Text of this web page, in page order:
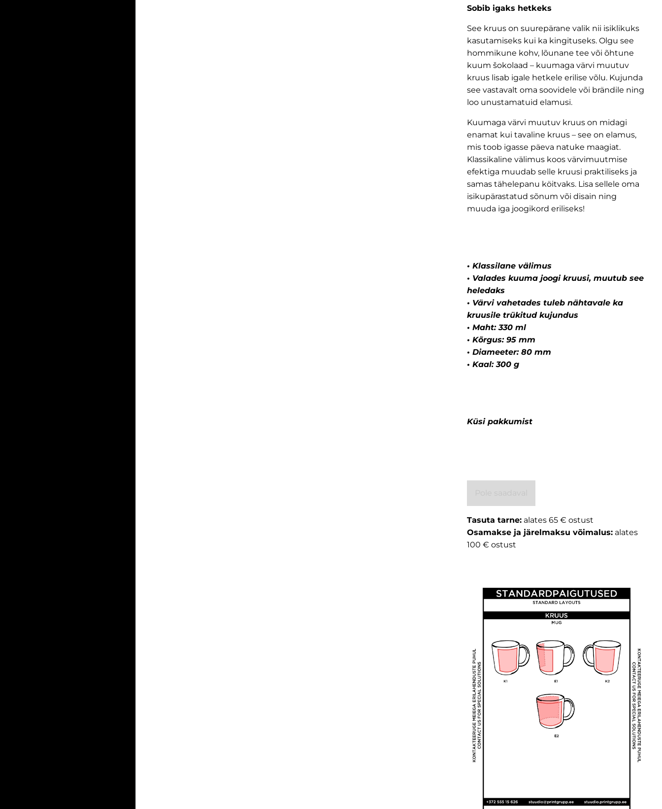
Sobib igaks hetkeks
See kruus on suurepärane valik nii isiklikuks
kasutamiseks kui ka kingituseks. Olgu see
hommikune kohv, lõunane tee või õhtune
kuum šokolaad – kuumaga värvi muutuv
kruus lisab igale hetkele erilise võlu. Kujunda
see vastavalt oma soovidele või brändile ning
loo unustamatuid elamusi.
Kuumaga värvi muutuv kruus on midagi
enamat kui tavaline kruus – see on elamus,
mis toob igasse päeva natuke maagiat.
Klassikaline välimus koos värvimuutmise
efektiga muudab selle kruusi praktiliseks ja
samas tähelepanu köitvaks. Lisa sellele oma
isikupärastatud sõnum või disain ning
muuda iga joogikord eriliseks!
• Klassilane välimus
• Valades kuuma joogi kruusi, muutub see
heledaks
• Värvi vahetades tuleb nähtavale ka
kruusile trükitud kujundus
• Maht: 330 ml
• Kõrgus: 95 mm
• Diameeter: 80 mm
• Kaal: 300 g
Küsi pakkumist
Tasuta tarne: alates 65 € ostust
Osamakse ja järelmaksu võimalus: alates
100 € ostust